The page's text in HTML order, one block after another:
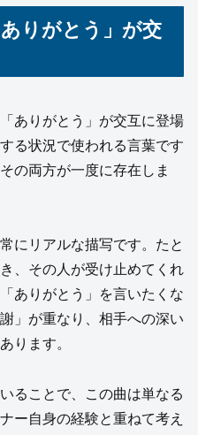
りがとう」が交
ありがとう」が交互に登場
る状況で使われる言葉です
の両方が一度に存在しま
にリアルな描写です。たと
、その人が受け止めてくれ
ありがとう」を言いたくな
」が重なり、相手への深い
ります。
ることで、この曲は単なる
ー自身の経験と重ねて考え